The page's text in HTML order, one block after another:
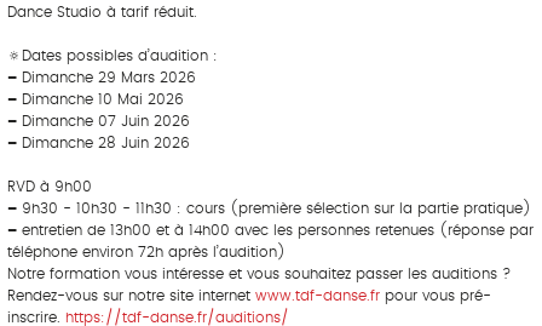
Dance Studio à tarif réduit.
🔅Dates possibles d’audition :
– Dimanche 29 Mars 2026
– Dimanche 10 Mai 2026
– Dimanche 07 Juin 2026
– Dimanche 28 Juin 2026
RVD à 9h00
– 9h30 - 10h30 - 11h30 : cours (première sélection sur la partie pratique)
– entretien de 13h00 et à 14h00 avec les personnes retenues (réponse par
téléphone environ 72h après l’audition)
Notre formation vous intéresse et vous souhaitez passer les auditions ?
Rendez-vous sur notre site internet www.tdf-danse.fr pour vous pré-
inscrire. https://tdf-danse.fr/auditions/